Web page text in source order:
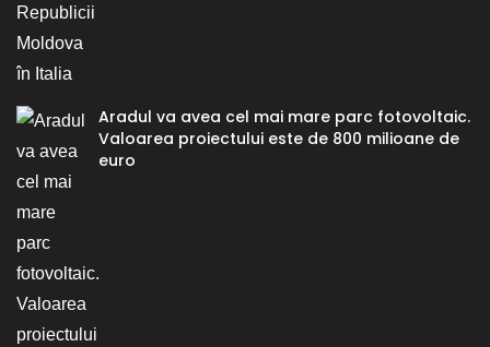
Aradul va avea cel mai mare parc fotovoltaic.
Valoarea proiectului este de 800 milioane de
euro